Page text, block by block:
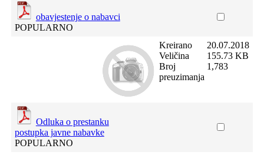
obavjestenje o nabavci
POPULARNO
Kreirano
Veličina
Broj
preuzimanja
20.07.2018
155.73 KB
1,783
Odluka o prestanku
postupka javne nabavke
POPULARNO